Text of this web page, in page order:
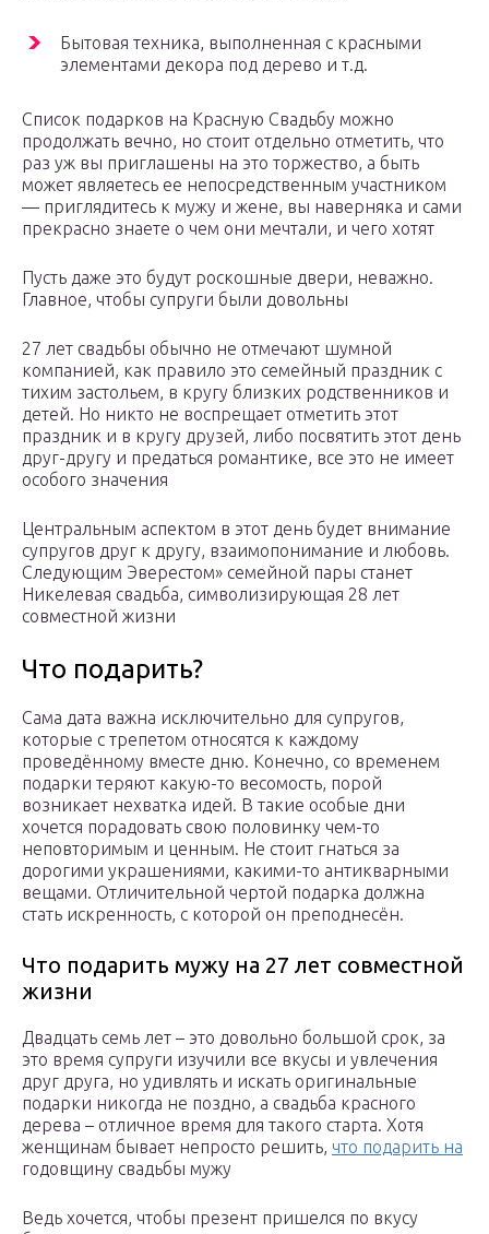
Бытовая техника, выполненная с красными
элементами декора под дерево и т.д.
Список подарков на Красную Свадьбу можно
продолжать вечно, но стоит отдельно отметить, что
раз уж вы приглашены на это торжество, а быть
может являетесь ее непосредственным участником
— приглядитесь к мужу и жене, вы наверняка и сами
прекрасно знаете о чем они мечтали, и чего хотят
Пусть даже это будут роскошные двери, неважно.
Главное, чтобы супруги были довольны
27 лет свадьбы обычно не отмечают шумной
компанией, как правило это семейный праздник с
тихим застольем, в кругу близких родственников и
детей. Но никто не воспрещает отметить этот
праздник и в кругу друзей, либо посвятить этот день
друг-другу и предаться романтике, все это не имеет
особого значения
Центральным аспектом в этот день будет внимание
супругов друг к другу, взаимопонимание и любовь.
Следующим Эверестом» семейной пары станет
Никелевая свадьба, символизирующая 28 лет
совместной жизни
Что подарить?
Сама дата важна исключительно для супругов,
которые с трепетом относятся к каждому
проведённому вместе дню. Конечно, со временем
подарки теряют какую-то весомость, порой
возникает нехватка идей. В такие особые дни
хочется порадовать свою половинку чем-то
неповторимым и ценным. Не стоит гнаться за
дорогими украшениями, какими-то антикварными
вещами. Отличительной чертой подарка должна
стать искренность, с которой он преподнесён.
Что подарить мужу на 27 лет совместной
жизни
Двадцать семь лет – это довольно большой срок, за
это время супруги изучили все вкусы и увлечения
друг друга, но удивлять и искать оригинальные
подарки никогда не поздно, а свадьба красного
дерева – отличное время для такого старта. Хотя
женщинам бывает непросто решить, что подарить на
годовщину свадьбы мужу
Ведь хочется, чтобы презент пришелся по вкусу